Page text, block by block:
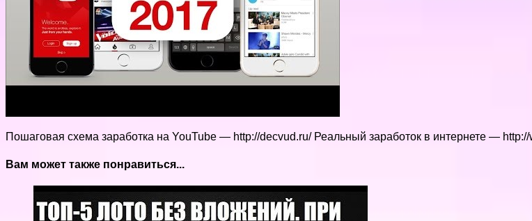
Пошаговая схема заработка на YouTube — http://decvud.ru/ Реальный заработок в интернете —
Вам может также понравиться...